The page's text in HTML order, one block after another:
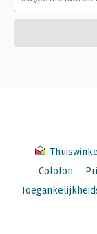
Colofon